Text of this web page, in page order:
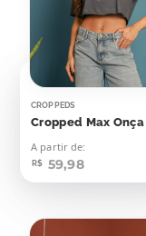
CROPPEDS
A partir de:
R$ 59,98